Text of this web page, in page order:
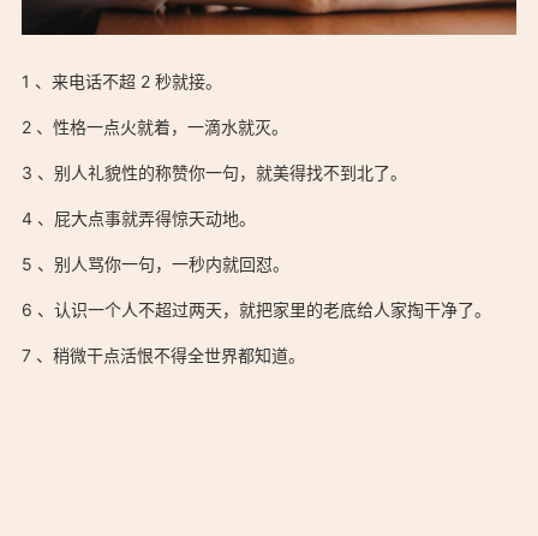
1 、来电话不超 2 秒就接。
「容易吃亏的性格一定要改：https://ostarted.com/135」
2 、性格一点火就着，一滴水就灭。
3 、别人礼貌性的称赞你一句，就美得找不到北了。
4 、屁大点事就弄得惊天动地。
「容易吃亏的性格一定要改：https://ostarted.com/135」
5 、别人骂你一句，一秒内就回怼。
6 、认识一个人不超过两天，就把家里的老底给人家掏干净了。
7 、稍微干点活恨不得全世界都知道。